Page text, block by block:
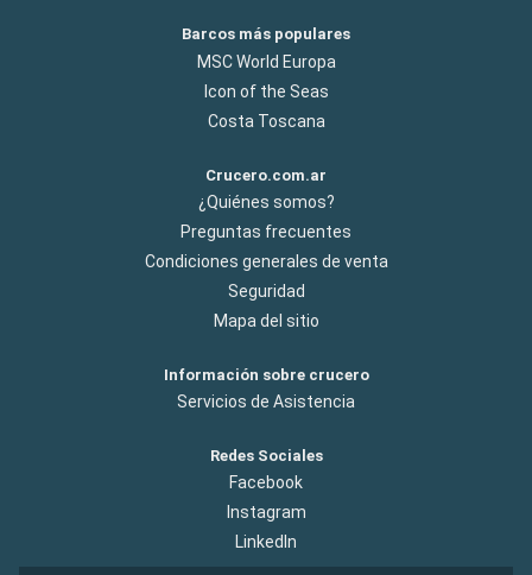
Barcos más populares
MSC World Europa
Icon of the Seas
Costa Toscana
Crucero.com.ar
¿Quiénes somos?
Preguntas frecuentes
Condiciones generales de venta
Seguridad
Mapa del sitio
Información sobre crucero
Servicios de Asistencia
Redes Sociales
Facebook
Instagram
LinkedIn